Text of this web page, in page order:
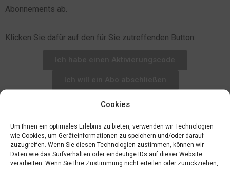
Cookies
Um Ihnen ein optimales Erlebnis zu bieten, verwenden wir Technologien
wie Cookies, um Geräteinformationen zu speichern und/oder darauf
zuzugreifen. Wenn Sie diesen Technologien zustimmen, können wir
Daten wie das Surfverhalten oder eindeutige IDs auf dieser Website
verarbeiten. Wenn Sie Ihre Zustimmung nicht erteilen oder zurückziehen,
Abonnements ab.
Klicken Sie dafür auf den für Sie zutreffenden Button: